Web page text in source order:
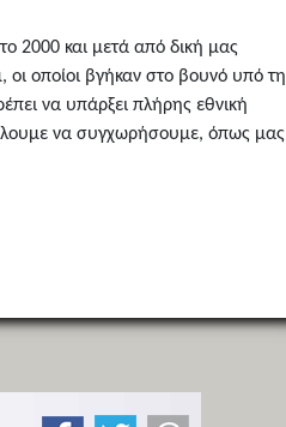
2000 και μετά από δική μας
οποίοι βγήκαν στο βουνό υπό τη
να υπάρξει πλήρης εθνική
να συγχωρήσουμε, όπως μας